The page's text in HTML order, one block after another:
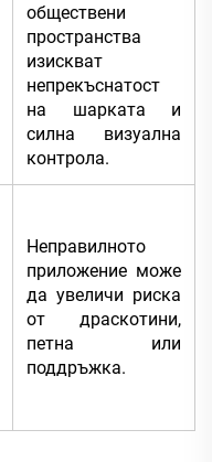
обществени
пространства
изискват
непрекъснатост
на шарката и
силна визуална
контрола.
Неправилното
приложение може
да увеличи риска
от драскотини,
петна или
поддръжка.